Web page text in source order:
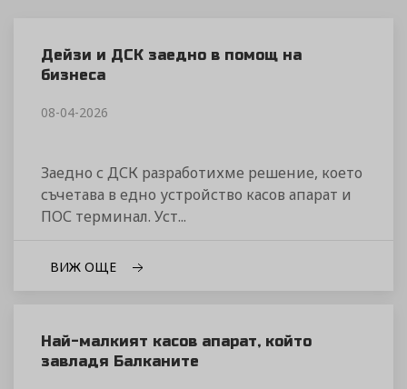
Дейзи и ДСК заедно в помощ на
бизнеса
08-04-2026
Заедно с ДСК разработихме решение, което
съчетава в едно устройство касов апарат и
ПОС терминал. Уст...
ВИЖ ОЩЕ
Най-малкият касов апарат, който
завладя Балканите